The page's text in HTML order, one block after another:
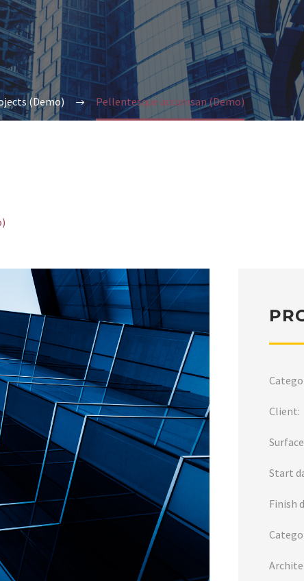
(Demo) Pellentesque accumsan (Demo)
Client:
Start
Finish